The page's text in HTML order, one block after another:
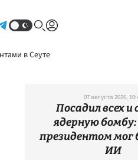
в Сеуте
07 августа 2026,
Посадил всех и
ядерную
президентом
ИИ